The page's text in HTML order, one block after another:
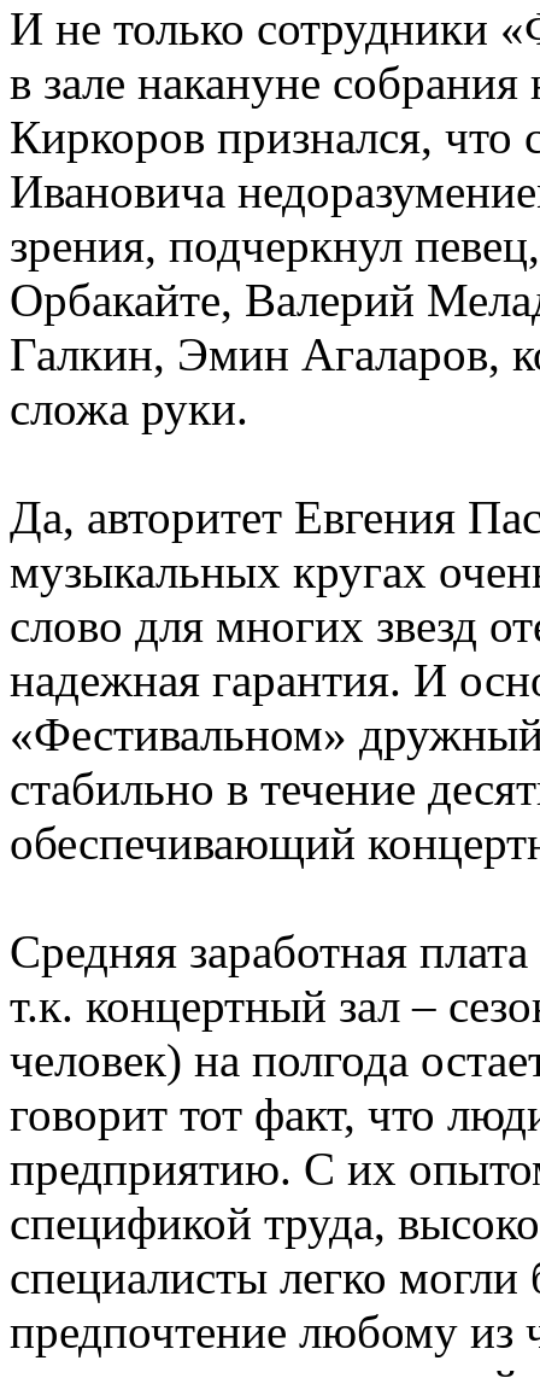
И не только сотрудники
в зале накануне
Киркоров признался, что
Ивановича
зрения, подчеркнул
Орбакайте, Валерий
Галкин, Эмин Агаларов,
сложа руки.
Да, авторитет Евгения
музыкальных кругах
слово для многих звезд
надежная гарантия. И
«Фестивальном»
стабильно в течение
обеспечивающий
Средняя заработная
т.к. концертный зал –
человек) на полгода
говорит тот факт, что
предприятию. С их
спецификой труда,
специалисты легко могли
предпочтение любому из